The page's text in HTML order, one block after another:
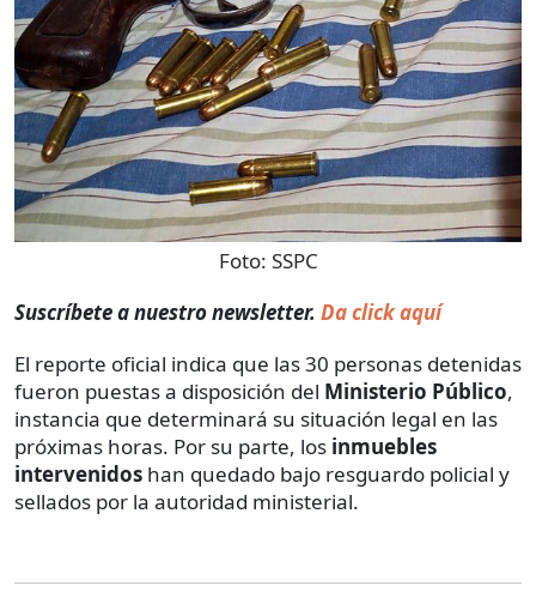
Foto: SSPC
Suscríbete a nuestro newsletter. Da click aquí
El reporte oficial indica que las 30 personas detenidas
fueron puestas a disposición del Ministerio Público,
instancia que determinará su situación legal en las
próximas horas. Por su parte, los inmuebles
intervenidos han quedado bajo resguardo policial y
sellados por la autoridad ministerial.